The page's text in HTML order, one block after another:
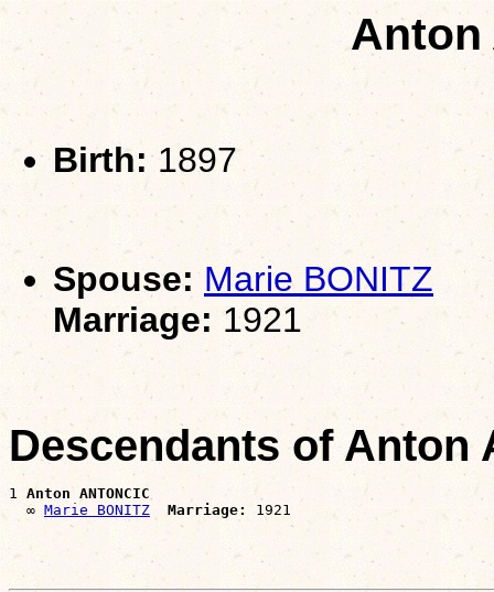
Anton
Birth:1897
Spouse: Marie BONITZ
Marriage: 1921
Descendants of Anton
1 Anton ANTONCIC
  ∞
Marie BONITZ Marriage: